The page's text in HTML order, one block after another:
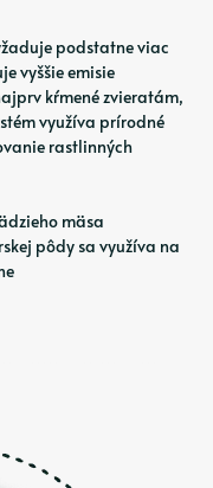
podstatne viac
vyššie emisie
kŕmené zvieratám,
využíva prírodné
rastlinných
mäsa
pôdy sa využíva na